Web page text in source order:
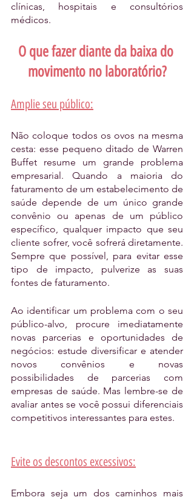
clínicas, hospitais e consultórios
médicos.
O que fazer diante da baixa do
movimento no laboratório?
Amplie seu público:
Não coloque todos os ovos na mesma
cesta: esse pequeno ditado de Warren
Buffet resume um grande problema
empresarial. Quando a maioria do
faturamento de um estabelecimento de
saúde depende de um único grande
convênio ou apenas de um público
específico, qualquer impacto que seu
cliente sofrer, você sofrerá diretamente.
Sempre que possível, para evitar esse
tipo de impacto, pulverize as suas
fontes de faturamento.
Ao identificar um problema com o seu
público-alvo, procure imediatamente
novas parcerias e oportunidades de
negócios: estude diversificar e atender
novos convênios e novas
possibilidades de parcerias com
empresas de saúde. Mas lembre-se de
avaliar antes se você possui diferenciais
competitivos interessantes para estes.
Evite os descontos excessivos:
Embora seja um dos caminhos mais